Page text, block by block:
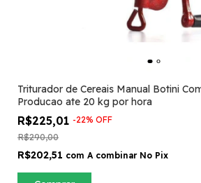
Triturador de Cereais Manual Botini
Producao ate 20 kg por hora
R$225,01 -22% OFF
R$290,00
R$202,51 com A combinar No Pix